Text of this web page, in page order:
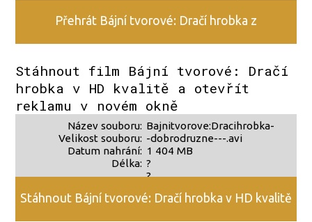
Přehrát Bájní tvorové: Dračí hrobka z
Stáhnout film Bájní tvorové: Dračí
hrobka v HD kvalitě a otevřít
reklamu v novém okně
Název souboru:
Velikost souboru:
Datum nahrání:
Délka:
Bajnitvorove:Dracihrobka-
-dobrodruzne---.avi
1 404 MB
?
?
Stáhnout Bájní tvorové: Dračí hrobka v HD kvalitě